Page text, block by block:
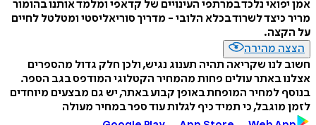
אמן יפואי נלכד במרתפי העינויים של קדאפי ומלמד אותנו בהומור
מריר כיצד לשרוד בכלא הלובי - מדריך סוריאליסטי ומטלטל לחיים
על הקצה.
הצצה מהירה
חשוב לנו שקריאה תהיה תענוג נגיש, ולכן חלק גדול מהספרים
אצלנו באתר עולים פחות מהמחיר הקטלוגי המודפס בגב הספר.
בנוסף למחיר המופחת באופן קבוע באתר, יש גם מבצעים מיוחדים
לזמן מוגבל, כי תמיד כיף לגלות עוד ספר במחיר מעולה